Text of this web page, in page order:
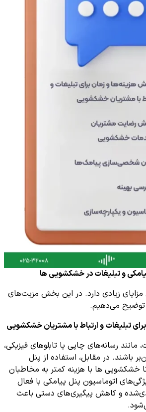
و تبلیغات در خشکشویی ها
مزایای زیادی دارد. در این بخش مزیت‌های
توضیح می‌دهیم.
تبلیغات و ارتباط با مشتریان خشکشویی
رسانه‌های چاپی یا تابلوهای فیزیکی،
باشند. در مقابل، استفاده از پنل
خشکشویی ها با هزینه کمتر به مخاطبان
اتوماسیون پنل پیامکی با فعال
و کاهش پیگیری‌های دستی باعث